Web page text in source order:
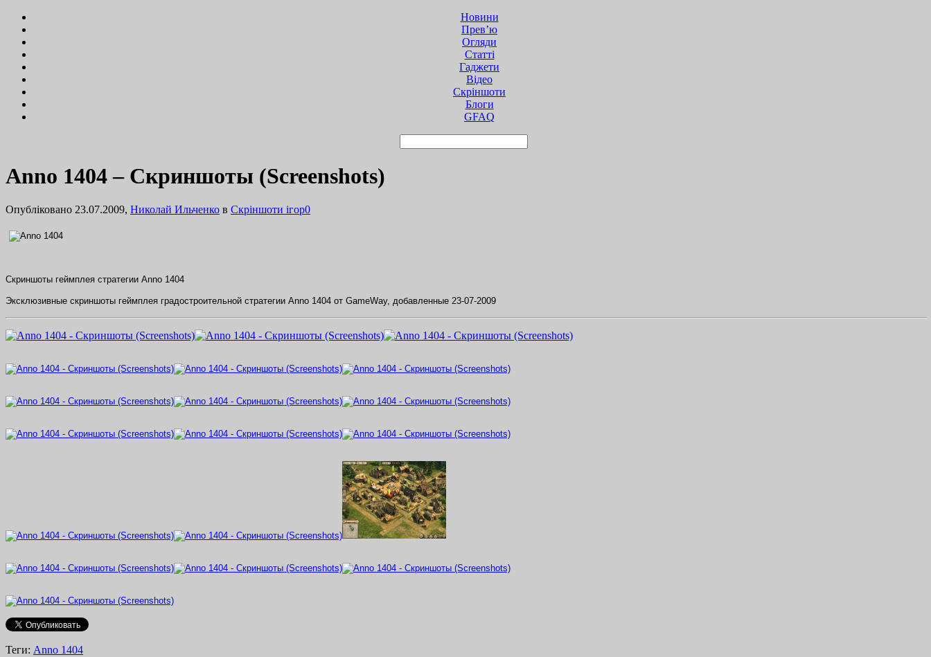
Новини
Прев’ю
Огляди
Статті
Гаджети
Відео
Cкріншоти
Блоги
GFAQ
Anno 1404 – Скриншоты (Screenshots)
Опубліковано 23.07.2009, Николай Ильченко в Cкріншоти ігор0
Скриншоты геймплея стратегии Anno 1404
Эксклюзивные скриншоты геймплея градостроительной стратегии Anno 1404 от GameWay, добавленные 23-07-2009
Теги: Anno 1404